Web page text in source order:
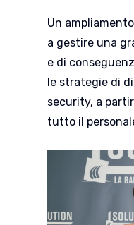
Un
a gestire una
e di
le strategie di
security, a
tutto il